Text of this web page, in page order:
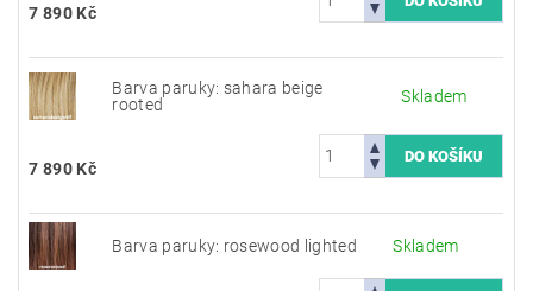
7 890 Kč
Barva paruky: sahara beige
rooted
Skladem
7 890 Kč
Barva paruky: rosewood lighted Skladem